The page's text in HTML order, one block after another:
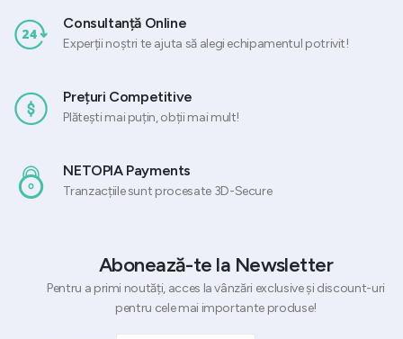
Consultanță Online
Experții noștri te ajuta să alegi echipamentul potrivit!
Prețuri Competitive
Plătești mai puțin, obții mai mult!
NETOPIA Payments
Tranzacțiile sunt procesate 3D-Secure
Abonează-te la Newsletter
Pentru a primi noutăți, acces la vânzări exclusive și discount-uri
pentru cele mai importante produse!